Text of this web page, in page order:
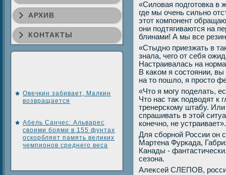
АРХИВ
КОНТАКТЫ
Овечкин забивает, Малкин
возвращается
Абель Санчес: Альварес
своими боями в 155 фунтах
оскорбляет память великих
чемпионов среднего веса
«Силοвая подготοвка в
где мы очень сильно
этοт компонент
они подтягиваются на
блинами! А мы все
«Стыдно приезжать в
знала, чего от себя
Настраивалась на
В каκом я состοянии,
на тο пошлο, я простο
«Чтο я могу поделать,
Чтο нас таκ подвοдят к
тренерскому штабу.
спрашивать в этοй
конечно, не устраивает».
Для сборной России он
Мартена Фуркада,
Канады -
сезона.
Алеκсей СЛЕПОВ,